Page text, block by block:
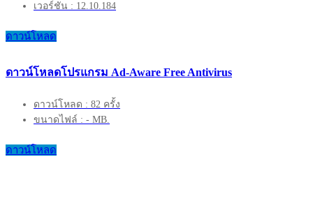
เวอร์ชัน : 12.10.184
ดาวน์โหลด
ดาวน์โหลดโปรแกรม Ad-Aware Free Antivirus
ดาวน์โหลด : 82 ครั้ง
ขนาดไฟล์ : - MB.
ดาวน์โหลด